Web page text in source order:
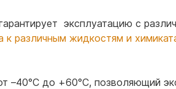
эксплуатацию с
к различным жидкостям и
до +60°С, позволяющий